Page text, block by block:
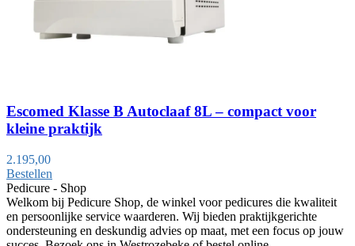
Escomed Klasse B Autoclaaf 8L – compact voor
kleine praktijk
2.195,00
Bestellen
Pedicure - Shop
Welkom bij Pedicure Shop, de winkel voor pedicures die kwaliteit
en persoonlijke service waarderen. Wij bieden praktijkgerichte
ondersteuning en deskundig advies op maat, met een focus op jouw